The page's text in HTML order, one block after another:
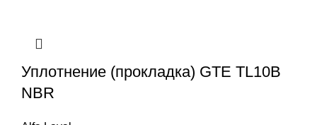
Уплотнение (прокладка) GTE TL10B
NBR